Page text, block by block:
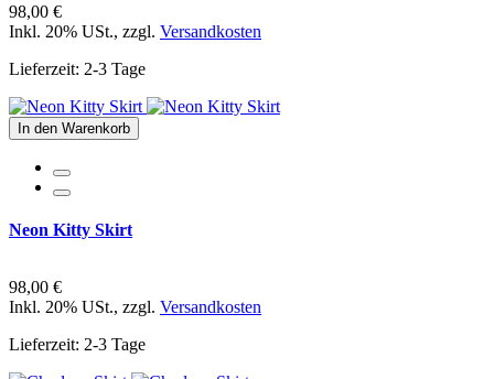
98,00 €
Inkl. 20% USt., zzgl. Versandkosten
Lieferzeit: 2-3 Tage
In den Warenkorb
Neon Kitty Skirt
98,00 €
Inkl. 20% USt., zzgl. Versandkosten
Lieferzeit: 2-3 Tage